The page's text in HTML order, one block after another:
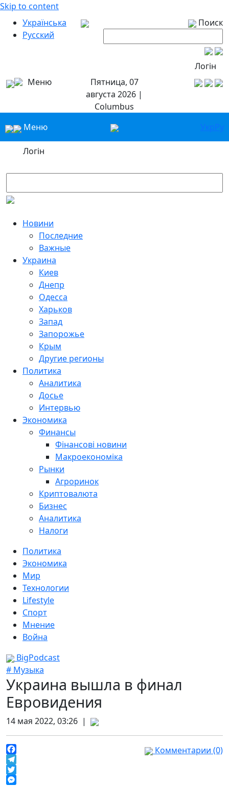
Skip to content
Українська
Русский
Поиск
Логін
Меню
Пятница, 07
августа 2026 |
Columbus
Меню
УкрРу
Логін
Новини
Последние
Важные
Украина
Киев
Днепр
Одесса
Харьков
Запад
Запорожье
Крым
Другие регионы
Политика
Аналитика
Досье
Интервью
Экономика
Финансы
Фінансові новини
Макроекономіка
Рынки
Агроринок
Криптовалюта
Бизнес
Аналитика
Налоги
Политика
Экономика
Мир
Технологии
Lifestyle
Спорт
Мнение
Война
BigPodcast
# Музыка
Украина вышла в финал
Евровидения
14 мая 2022, 03:26 |
Facebook
Telegram
Twitter
Комментарии (0)